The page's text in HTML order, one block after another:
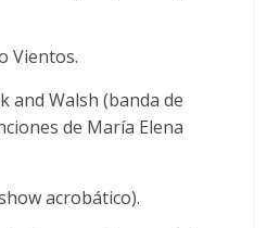
Vientos.
and Walsh (banda de
de María Elena
acrobático).